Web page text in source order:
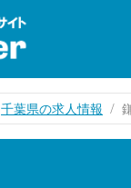
千葉県の求人情報